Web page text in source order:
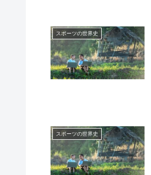
スポーツの世界史
スポーツの世界史